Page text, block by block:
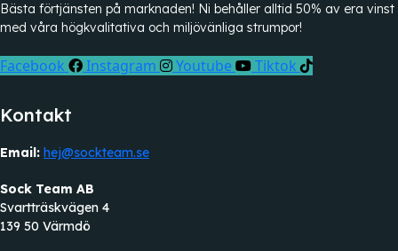
Bästa förtjänsten på marknaden! Ni behåller alltid 50% av era vinst
med våra högkvalitativa och miljövänliga strumpor!
Facebook Instagram Youtube Tiktok
Kontakt
Email: hej@sockteam.se
Sock Team AB
Svartträskvägen 4
139 50 Värmdö